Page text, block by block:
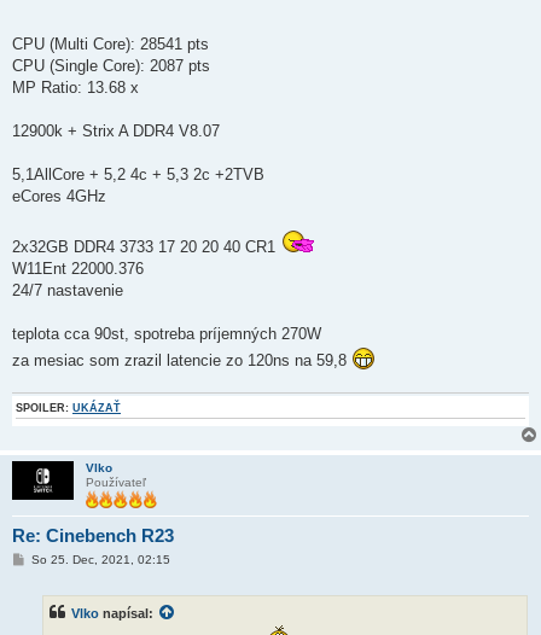
CPU (Multi Core): 28541 pts
CPU (Single Core): 2087 pts
MP Ratio: 13.68 x
12900k + Strix A DDR4 V8.07
5,1AllCore + 5,2 4c + 5,3 2c +2TVB
eCores 4GHz
2x32GB DDR4 3733 17 20 20 40 CR1
W11Ent 22000.376
24/7 nastavenie
teplota cca 90st, spotreba príjemných 270W
za mesiac som zrazil latencie zo 120ns na 59,8
SPOILER: UKÁZAŤ
Vlko
Používateľ
Re: Cinebench R23
PSo 25. Dec, 2021, 02:15
Vlko napísal: